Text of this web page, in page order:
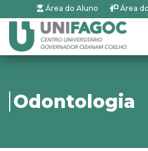
Área do Aluno Área
Odontologia